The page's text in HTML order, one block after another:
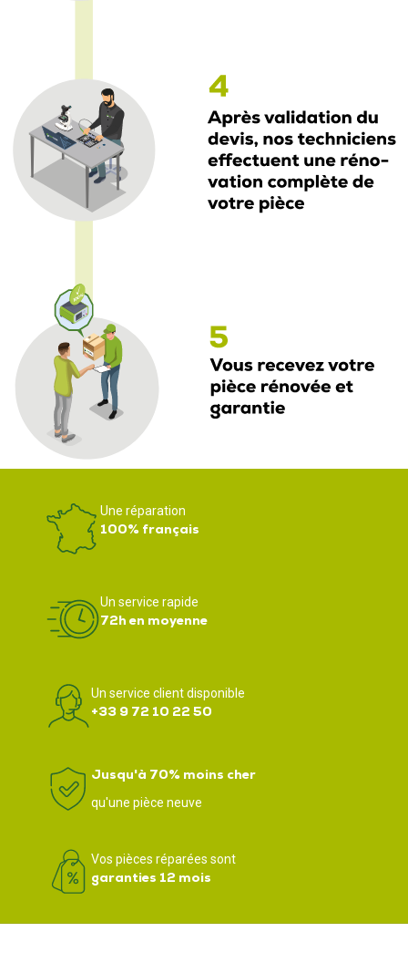
Une réparation
100% français
Un service rapide
72h en moyenne
Un service client disponible
+33 9 72 10 22 50
Jusqu'à 70% moins cher
qu'une pièce neuve
Vos pièces réparées sont
garanties 12 mois